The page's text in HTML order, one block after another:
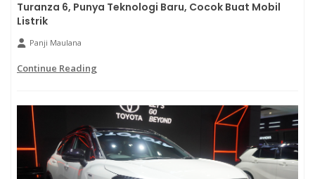
Turanza 6, Punya Teknologi Baru, Cocok Buat Mobil
Listrik
Panji Maulana
Continue Reading